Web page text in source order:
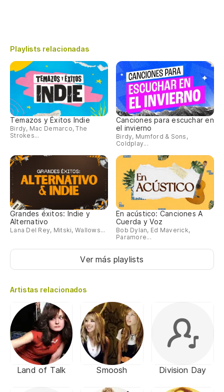
Playlists relacionadas
Temazos y Éxitos Indie
Birdy, Mac Demarco, The
Strokes...
Canciones para escuchar en
el invierno
Birdy, Mumford & Sons,
Coldplay...
Grandes éxitos: Indie y
Alternativo
Lana Del Rey, Mitski, Wallows...
En acústico: Canciones A
Cuerda y Voz
Bob Dylan, Ed Maverick,
Paramore...
Ver más playlists
Artistas relacionados
Land of Talk Smoosh Division Day